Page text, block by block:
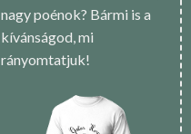
nagy poénok? Bármi is a
kívánságod, mi
rányomtatjuk!